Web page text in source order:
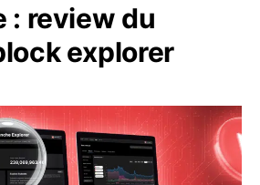
: review du
explorer